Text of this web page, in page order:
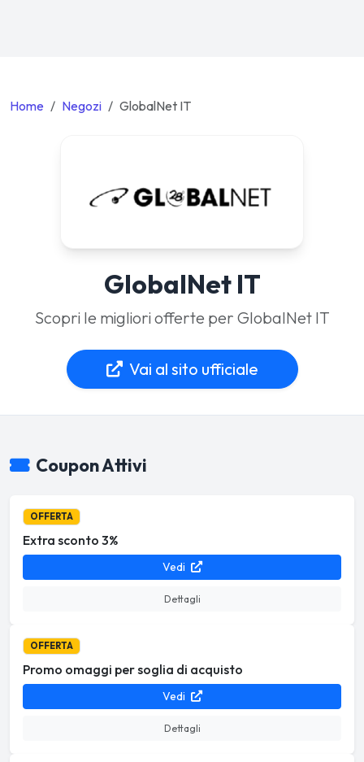
Home Negozi GlobalNet IT
GlobalNet IT
Scopri le migliori offerte per GlobalNet IT
Vai al sito ufficiale
Coupon Attivi
OFFERTA
Extra sconto 3%
Vedi
Dettagli
OFFERTA
Promo omaggi per soglia di acquisto
Vedi
Dettagli